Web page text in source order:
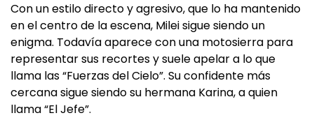
Con un estilo directo y agresivo, que lo ha mantenido
en el centro de la escena, Milei sigue siendo un
enigma. Todavía aparece con una motosierra para
representar sus recortes y suele apelar a lo que
llama las “Fuerzas del Cielo”. Su confidente más
cercana sigue siendo su hermana Karina, a quien
llama “El Jefe”.